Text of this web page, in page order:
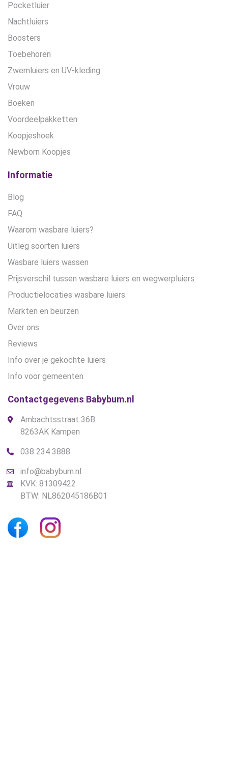
Pocketluier
Nachtluiers
Boosters
Toebehoren
Zwemluiers en UV-kleding
Vrouw
Boeken
Voordeelpakketten
Koopjeshoek
Newborn Koopjes
Informatie
Blog
FAQ
Waarom wasbare luiers?
Uitleg soorten luiers
Wasbare luiers wassen
Prijsverschil tussen wasbare luiers en wegwerpluiers
Productielocaties wasbare luiers
Markten en beurzen
Over ons
Reviews
Info over je gekochte luiers
Info voor gemeenten
Contactgegevens Babybum.nl
Ambachtsstraat 36B
8263AK Kampen
038 234 3888
info@babybum.nl
KVK: 81309422
BTW: NL862045186B01